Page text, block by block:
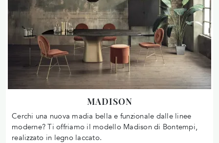
MADISON
Cerchi una nuova madia bella e funzionale dalle linee
moderne? Ti offriamo il modello Madison di Bontempi,
realizzato in legno laccato.